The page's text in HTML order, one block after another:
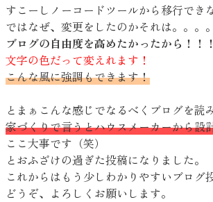
すこーしノーコードツールから移行でき
ではなぜ、変更をしたのかそれは。。。。
ブログの自由度を高めたかったから！！！
文字の色だって変えれます！
こんな風に強調もできます！
とまぁこんな感じでなるべくブログを読
家づくりで言うとハウスメーカーから設
ここ大事です（笑）
とおふざけの過ぎた投稿になりました。
これからはもう少しわかりやすいブログ
どうぞ、よろしくお願いします。